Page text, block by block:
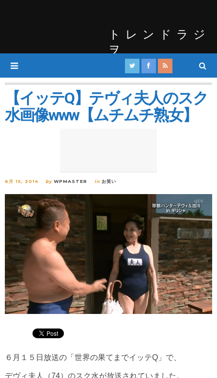
トレンドラジ
ヲ
【イッテQ】テヴィ夫人のスク
水画像www【ムチムチ熟女】
6月 15, 2014 by WPMASTER in お笑い
６月１５日放送の「世界の果てまでイッテQ」で、
デヴィ夫人（74）のスク水が放送されていました。